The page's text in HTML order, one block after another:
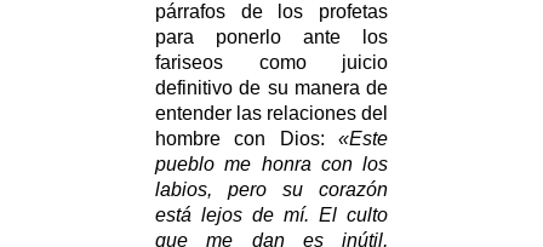
párrafos de los profetas
para ponerlo ante los
fariseos como juicio
definitivo de su manera de
entender las relaciones del
hombre con Dios: «Este
pueblo me honra con los
labios, pero su corazón
está lejos de mí. El culto
que me dan es inútil,